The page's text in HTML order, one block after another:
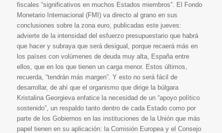
fiscales “significativos en muchos Estados miembros”. El Fondo
Monetario Internacional (FMI) va directo al grano en sus
conclusiones sobre la zona euro, publicadas este jueves:
advierte de la intensidad del esfuerzo presupuestario que habrá
que hacer y subraya que será desigual, porque recaerá más en
los países con volúmenes de deuda muy alta, España entre
ellos, que en los que tienen un carga menor. Estos últimos,
recuerda, “tendrán más margen”. Y esto no será fácil de
desarrollar, de ahí que el organismo que dirige la búlgara
Kristalina Georgieva enfatice la necesidad de un “apoyo político
sostenido”, un respaldo tanto dentro de cada Estado como por
parte de los Gobiernos en las instituciones de la Unión que más
papel tienen en su aplicación: la Comisión Europea y el Consejo